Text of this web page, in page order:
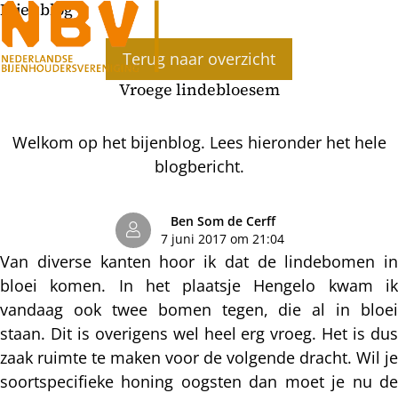
Bijenblog
Terug naar overzicht
Vroege lindebloesem
Welkom op het bijenblog. Lees hieronder het hele
blogbericht.
Ben Som de Cerff
7 juni 2017 om 21:04
Van diverse kanten hoor ik dat de lindebomen in
bloei komen. In het plaatsje Hengelo kwam ik
vandaag ook twee bomen tegen, die al in bloei
staan. Dit is overigens wel heel erg vroeg. Het is dus
zaak ruimte te maken voor de volgende dracht. Wil je
soortspecifieke honing oogsten dan moet je nu de